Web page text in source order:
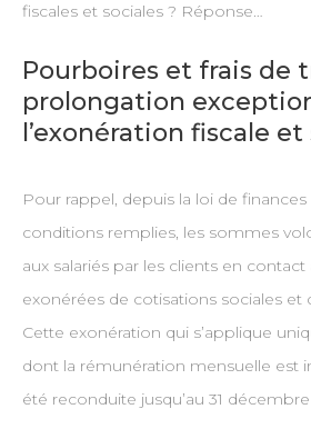
fiscales et sociales ? Réponse…
Pourboires et frais de
prolongation
l’exonération fiscale et
Pour rappel, depuis la loi de
conditions remplies, les sommes
aux salariés par les clients en
exonérées de cotisations sociales et
Cette exonération qui s’applique
dont la rémunération mensuelle est
été reconduite jusqu’au 31 décembre